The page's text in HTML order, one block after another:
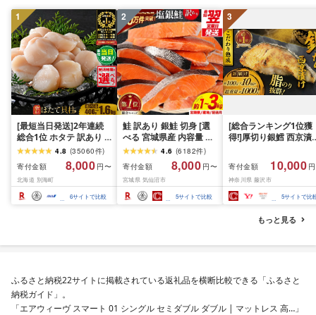
1
[最短当日発送]2年連続
総合1位 ホタテ 訳あり (
ふるさと納税 ほたて ふ
るさと納税 訳あり 帆立
ふるさと わけあり ホタ
テ貝柱 貝 人気 不揃い 刺
身 規格外 魚介 ランキン
グ 海鮮 冷凍 発送時期が
4.8 (35060件)
寄付金額
8,000 円〜
北海道 別海町
6サイトで比較
2
鮭 訳あり 銀鮭 切身 [選
べる 宮城県産 内容量 発
送回数 発送月] [宮城東洋
宮城県 気仙沼市
20566318] 宮城県産 海
鮮 訳アリ 規格外 不揃い
さけ サケ 鮭切身 シャケ
切り身 冷凍 家庭用 おか
4.6 (6182件)
寄付金額
8,000 円〜
宮城県 気仙沼市
5サイトで比較
3
[総合ランキング1位獲
得!]厚切り銀鱈 西京漬
約 1,000g (約 100g ×
切) 西京味噌 西京みそ
噌漬け みそ 味噌 鮮魚
介 銀だら 銀ダラ ギン
ラ ぎんだら 鱈 タラ 魚
西京焼き 西京漬 西京
き 冷凍 厳選 鮮魚 漬け
礼品 おかず おつまみ
南 藤沢
寄付金額 10,000
神奈川県 藤沢市
5サイトで比
もっと見る
ふるさと納税22サイトに掲載されている返礼品を横断比較できる「ふるさと
納税ガイド」。
「エアウィーヴ スマート 01 シングル セミダブル ダブル | マットレス 高…」